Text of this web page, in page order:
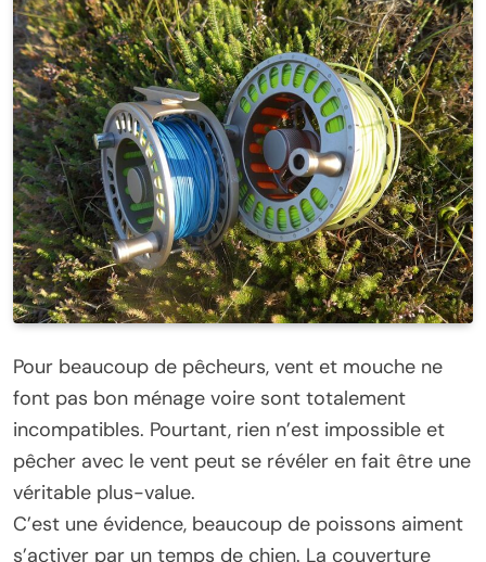
Pour beaucoup de pêcheurs, vent et mouche ne
font pas bon ménage voire sont totalement
incompatibles. Pourtant, rien n’est impossible et
pêcher avec le vent peut se révéler en fait être une
véritable plus-value.
C’est une évidence, beaucoup de poissons aiment
s’activer par un temps de chien. La couverture